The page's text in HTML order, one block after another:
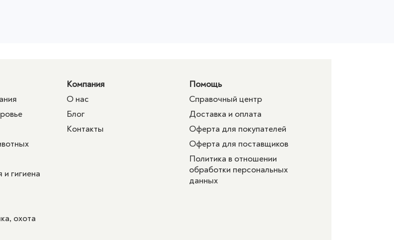
гигиена
охота
Компания
О нас
Блог
Контакты
Помощь
Справочный центр
Доставка и оплата
Оферта для покупателей
Оферта для поставщиков
Политика в отношении
обработки персональных
данных